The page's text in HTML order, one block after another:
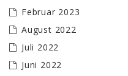
Februar 2023
August 2022
Juli 2022
Juni 2022